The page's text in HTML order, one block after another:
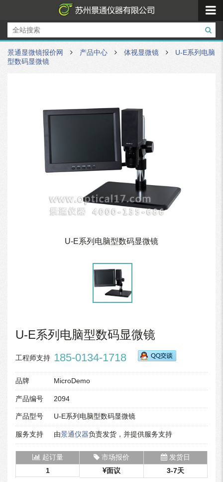
景通显微镜报价网 产品中心 体视显微镜
U-E系列电脑
型数码显微镜
U-E系列电脑型数码显微镜
U-E系列电脑型数码显微镜
工程师支持 185-0134-1718
品牌 MicroDemo
产品编号 2094
产品型号 U-E系列电脑型数码显微镜
服务支持 由景通仪器负责发货，并提供服务支持
起订量 市场报价
发货日
1
面议 3-7天